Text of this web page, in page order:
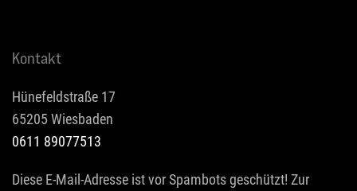
Kontakt
Hünefeldstraße 17
65205 Wiesbaden
0611 89077513
Diese E-Mail-Adresse ist vor Spambots geschützt! Zur